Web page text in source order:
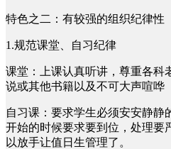
特色之二：有较强的组织纪律性
1.规范课堂、自习纪律
课堂：上课认真听讲，尊重各科
说或其他书籍以及不可大声喧哗
自习课：要求学生必须安安静静
开始的时候要求要到位，处理要
以放手让值日生管理了。